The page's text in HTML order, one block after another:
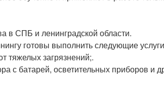
в СПБ и ленинградской области.
готовы выполнить следующие
тяжелых загрязнений;.
с батарей, осветительных приборов и